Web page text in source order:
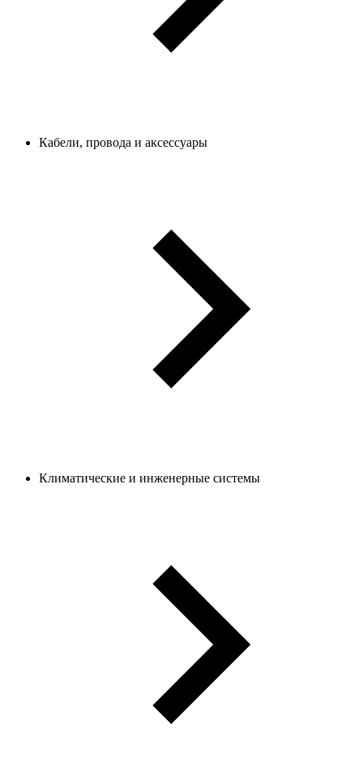
Кабели, провода и аксессуары
Климатические и инженерные системы